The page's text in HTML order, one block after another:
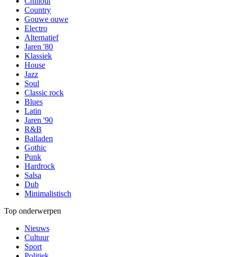
Country
Gouwe ouwe
Electro
Alternatief
Jaren '80
Klassiek
House
Jazz
Soul
Classic rock
Blues
Latin
Jaren '90
R&B
Balladen
Gothic
Punk
Hardrock
Salsa
Dub
Minimalistisch
Top onderwerpen
Nieuws
Cultuur
Sport